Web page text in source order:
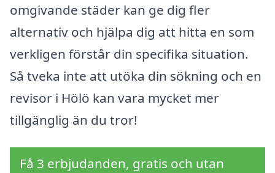
omgivande städer kan ge dig fler
alternativ och hjälpa dig att hitta en som
verkligen förstår din specifika situation.
Så tveka inte att utöka din sökning och en
revisor i Hölö kan vara mycket mer
tillgänglig än du tror!
Få 3 erbjudanden, gratis och utan